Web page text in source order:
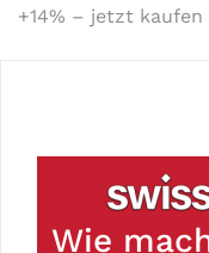
+14% – jetzt kaufen
Wie